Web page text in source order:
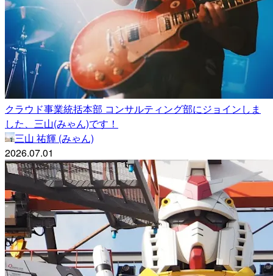
クラウド事業統括本部 コンサルティング部にジョインしま
した、三山(みゃん)です！
三山 祐輝 (みゃん)
2026.07.01